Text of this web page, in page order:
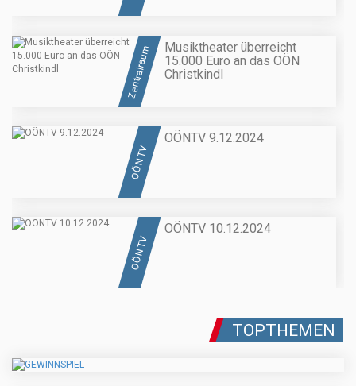
Zentralraum
Musiktheater überreicht
15.000 Euro an das OÖN
Christkindl
OÖN TV
OÖNTV 9.12.2024
OÖN TV
OÖNTV 10.12.2024
TOPTHEMEN